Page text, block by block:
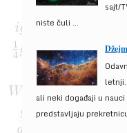
sajt/
niste čuli ...
ali neki događaji u
predstavljaju